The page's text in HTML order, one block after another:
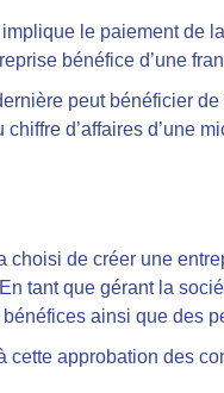
le paiement de
bénéfice d’une
peut bénéficier
d’affaires d’une
choisi de créer une
tant que gérant la
ainsi que des
approbation des